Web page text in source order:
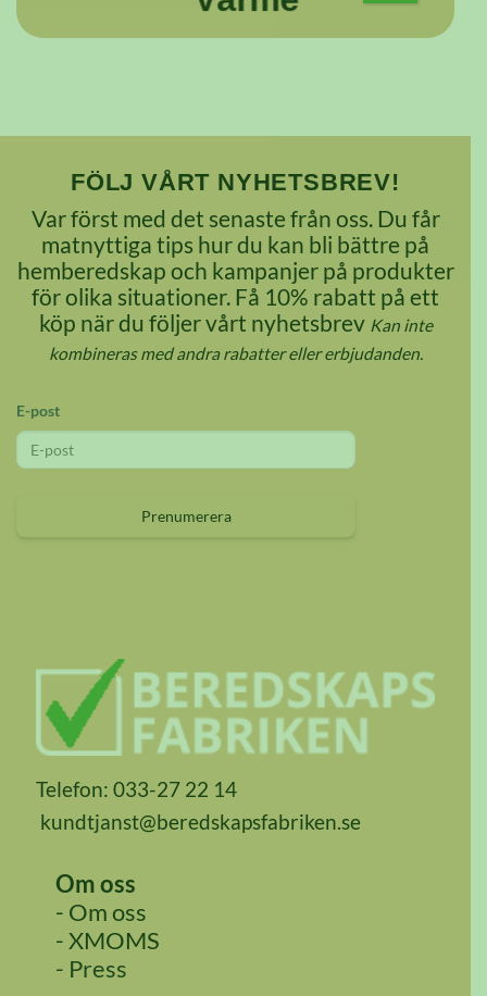
FÖLJ VÅRT NYHETSBREV!
Var först med det senaste från oss. Du får
matnyttiga tips hur du kan bli bättre på
hemberedskap och kampanjer på produkter
för olika situationer. Få 10% rabatt på ett
köp när du följer vårt nyhetsbrev Kan inte
kombineras med andra rabatter eller erbjudanden.
E-post
Prenumerera
Telefon: 033-27 22 14
kundtjanst@beredskapsfabriken.se
Om oss
- Om oss
- XMOMS
- Press